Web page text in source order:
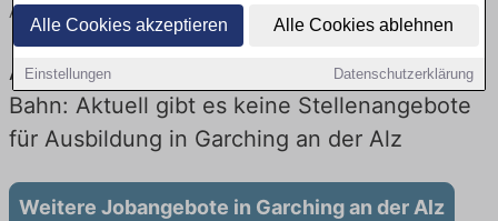
Alle Cookies akzeptieren Alle Cookies ablehnen
Einstellungen Datenschutzerklärung
Arbeitgebern und bewerben Sie sich noch heute.
Ausbildung in Garching an der Alz bei der
Bahn: Aktuell gibt es keine Stellenangebote
für Ausbildung in Garching an der Alz
Weitere Jobangebote in Garching an der Alz